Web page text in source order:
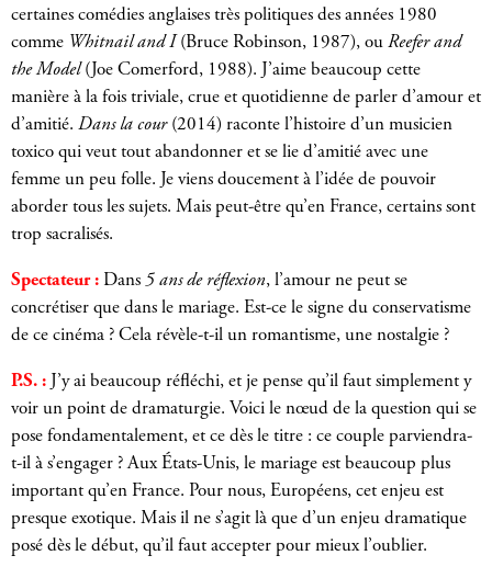
certaines comédies anglaises très politiques des années 1980
comme Whitnail and I (Bruce Robinson, 1987), ou Reefer and
the Model(Joe Comerford, 1988). J’aime beaucoup cette
manière à la fois triviale, crue et quotidienne de parler d’amour et
d’amitié. Dans la cour(2014) raconte l’histoire d’un musicien
toxico qui veut tout abandonner et se lie d’amitié avec une
femme un peu folle. Je viens doucement à l’idée de pouvoir
aborder tous les sujets. Mais peut-être qu’en France, certains sont
trop sacralisés.
Spectateur : Dans 5 ans de réflexion, l’amour ne peut se
concrétiser que dans le mariage. Est-ce le signe du conservatisme
de ce cinéma ? Cela révèle-t-il un romantisme, une nostalgie ?
P.S. : J’y ai beaucoup réfléchi, et je pense qu’il faut simplement y
voir un point de dramaturgie. Voici le nœud de la question qui se
pose fondamentalement, et ce dès le titre : ce couple parviendra-
t-il à s’engager ? Aux États-Unis, le mariage est beaucoup plus
important qu’en France. Pour nous, Européens, cet enjeu est
presque exotique. Mais il ne s’agit là que d’un enjeu dramatique
posé dès le début, qu’il faut accepter pour mieux l’oublier.